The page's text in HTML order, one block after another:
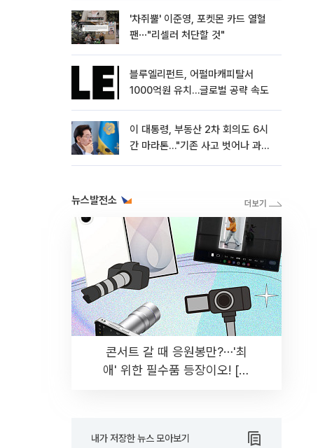
'차쥐뿔' 이준영, 포켓몬 카드 열혈
팬⋯"리셀러 처단할 것"
블루엘리펀트, 어펄마캐피탈서
1000억원 유치…글로벌 공략 속도
이 대통령, 부동산 2차 회의도 6시
간 마라톤…"기존 사고 벗어나 과감
뉴스발전소
콘서트 갈 때 응원봉만?⋯'최
애' 위한 필수품 등장이오! [솔
내가 저장한 뉴스 모아보기